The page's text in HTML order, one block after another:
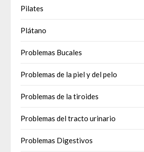
Pilates
Plátano
Problemas Bucales
Problemas de la piel y del pelo
Problemas de la tiroides
Problemas del tracto urinario
Problemas Digestivos